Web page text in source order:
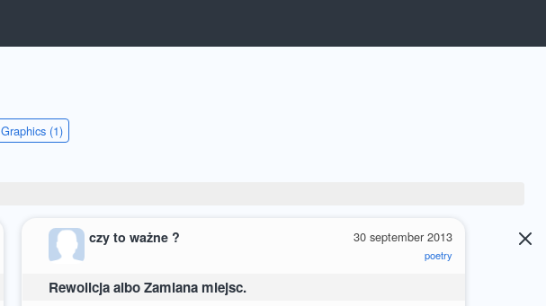
Graphics (1)
30 september 2013
poetry
czy to ważne ?
Rewolicja albo Zamiana miejsc.